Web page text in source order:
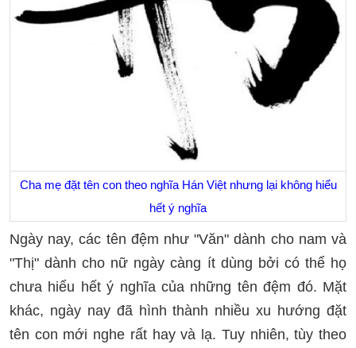
Cha mẹ đặt tên con theo nghĩa Hán Việt nhưng lại không hiểu
hết ý nghĩa
Ngày nay, các tên đệm như "Văn" dành cho nam và
"Thị" dành cho nữ ngày càng ít dùng bởi có thể họ
chưa hiểu hết ý nghĩa của những tên đệm đó. Mặt
khác, ngày nay đã hình thành nhiều xu hướng đặt
tên con mới nghe rất hay và lạ. Tuy nhiên, tùy theo